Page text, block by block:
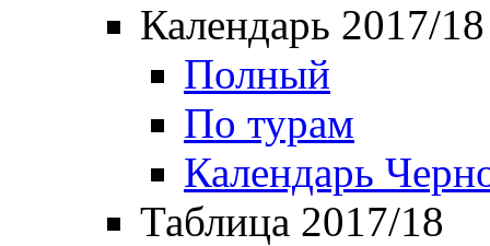
Календарь 2017/18
Полный
По турам
Календарь
Таблица 2017/18